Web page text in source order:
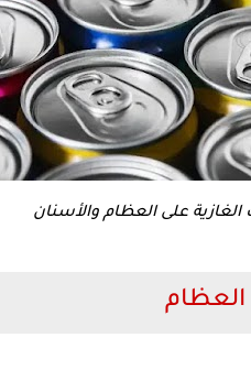
على العظام والأسنان
العظام